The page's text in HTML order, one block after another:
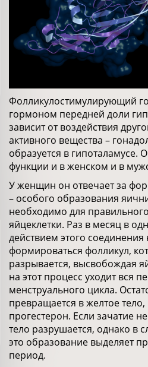
Фолликулостимулирующий
гормоном передней доли
зависит от воздействия
активного вещества –
образуется в
функции и в женском и в
У женщин он отвечает за
– особого образования
необходимо для
яйцеклетки. Раз в месяц в
действием этого соединения
формироваться фолликул,
разрывается, высвобождая
на этот процесс уходит вся
менструального цикла.
превращается в желтое
прогестерон. Если зачатие
тело разрушается, однако в
это образование выделяет
период.